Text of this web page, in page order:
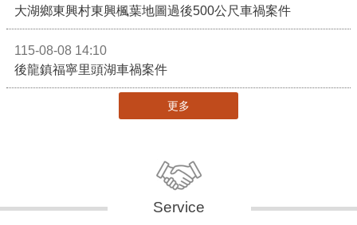
大湖鄉東興村東興楓葉地圖過後500公尺車禍案件
115-08-08 14:10
後龍鎮福寧里頭湖車禍案件
更多